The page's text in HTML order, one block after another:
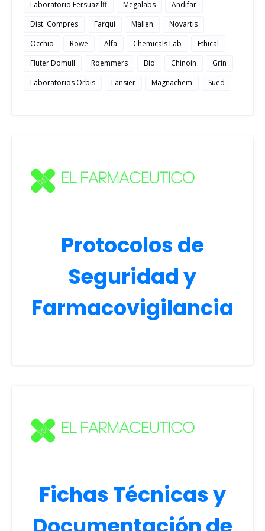
Laboratorio Fersuaz lff
Megalabs
Andifar
Dist. Compres
Farqui Mallen
Novartis
Occhio
Rowe Alfa Chemicals Lab
Ethical
Fluter Domull
Roemmers Bio Chinoin
Grin
Laboratorios Orbis
Lansier Magnachem Sued
Protocolos de
Seguridad y
Farmacovigilancia
Fichas Técnicas y